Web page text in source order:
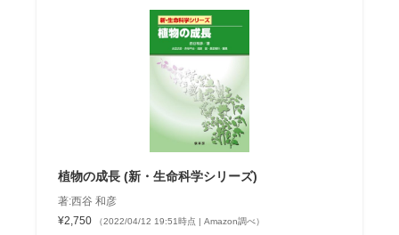
植物の成長 (新・生命科学シリーズ)
著:西谷 和彦
¥2,750
（2022/04/12 19:51時点 | Amazon調べ）